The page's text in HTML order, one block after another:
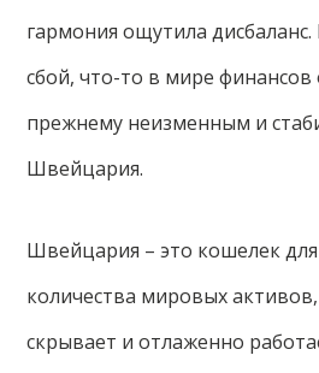
гармония ощутила
сбой, что-то в мире финансов
прежнему неизменным и
Швейцария.
Швейцария – это кошелек
количества мировых
скрывает и отлаженно